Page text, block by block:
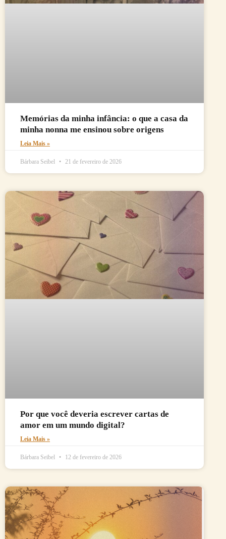
Memórias da minha infância: o que a casa da
minha nonna me ensinou sobre origens
Leia Mais »
Bárbara Seibel 21 de fevereiro de 2026
Por que você deveria escrever cartas de
amor em um mundo digital?
Leia Mais »
Bárbara Seibel 12 de fevereiro de 2026